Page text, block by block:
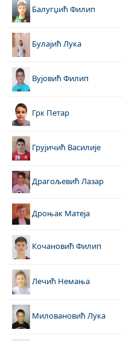
Балугџић Филип
Булајић Лука
Вујовић Филип
Грк Петар
Грујичић Василије
Драгољевић Лазар
Дроњак Матеја
Кочановић Филип
Лечић Немања
Миловановић Лука